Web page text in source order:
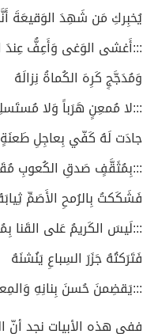
يُخبِركِ مَن شَهِدَ الوَقيعَةَ
:::أَغشى الوَغى وَأَعِفُّ عِندَ
وَمُدَجَّجٍ كَرِهَ الكُماةُ نِزالَهُ
:::لا مُمعِنٍ هَرَباً وَلا
جادَت لَهُ كَفّي بِعاجِلِ طَعنَةٍ
:::بِمُثَقَّفٍ صَدقِ الكُعوبِ
فَشَكَكتُ بِالرُمحِ الأَصَمِّ
:::لَيسَ الكَريمُ عَلى القَنا
فَتَرَكتُهُ جَزَرَ السِباعِ يَنُشنَهُ
:::يَقضِمنَ حُسنَ بِنانِهِ
ففي هذه الأبيات نجد أنّ